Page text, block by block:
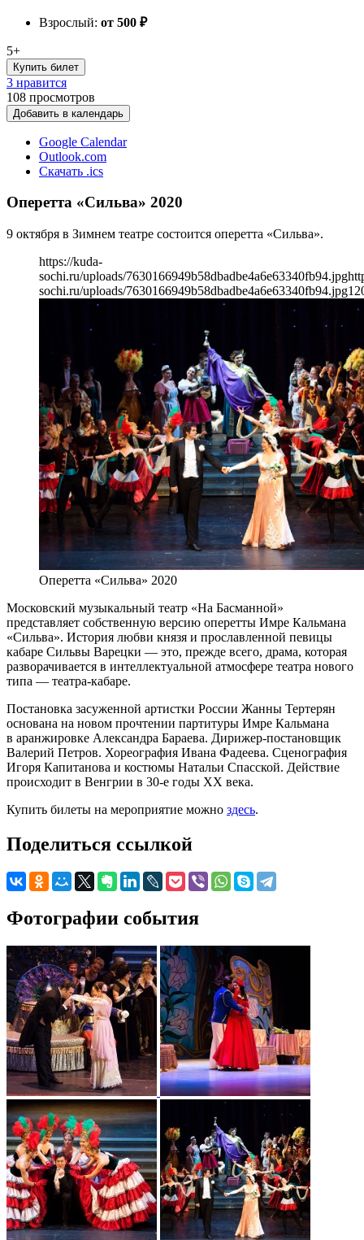
Взрослый: от 500 ₽
5+
Купить билет
3 нравится
108 просмотров
Добавить в календарь
Google Calendar
Outlook.com
Скачать .ics
Оперетта «Сильва» 2020
9 октября в Зимнем театре состоится оперетта «Сильва».
https://kuda-
sochi.ru/uploads/7630166949b58dbadbe4a6e63340fb94.jpg
sochi.ru/uploads/7630166949b58dbadbe4a6e63340fb94.jpg
Оперетта «Сильва» 2020
Московский музыкальный театр «На Басманной»
представляет собственную версию оперетты Имре Кальмана
«Сильва». История любви князя и прославленной певицы
кабаре Сильвы Варецки — это, прежде всего, драма, которая
разворачивается в интеллектуальной атмосфере театра нового
типа — театра-кабаре.
Постановка засуженной артистки России Жанны Тертерян
основана на новом прочтении партитуры Имре Кальмана
в аранжировке Александра Бараева. Дирижер-постановщик
Валерий Петров. Хореография Ивана Фадеева. Сценография
Игоря Капитанова и костюмы Натальи Спасской. Действие
происходит в Венгрии в 30-е годы XX века.
Купить билеты на мероприятие можно здесь.
Поделиться ссылкой
Фотографии события